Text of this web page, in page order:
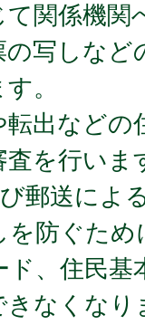
関係機関
写しな
。
出などの
を⾏いま
郵送によ
を防ぐた
、住⺠
きなくなり